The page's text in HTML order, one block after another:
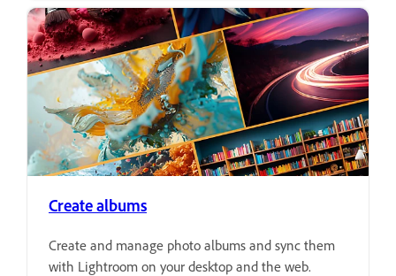
Create albums
Create and manage photo albums and sync them
with Lightroom on your desktop and the web.